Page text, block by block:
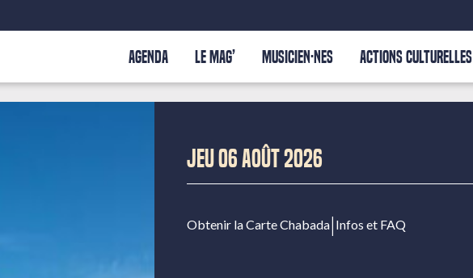
AGENDA LE MAG’ MUSICIEN·NES ACTIONS CULTURELLES
JEU 06 AOÛT 2026
Obtenir la Carte Chabada| Infos et FAQ